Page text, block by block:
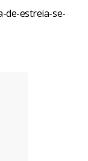
de-estreia-se-